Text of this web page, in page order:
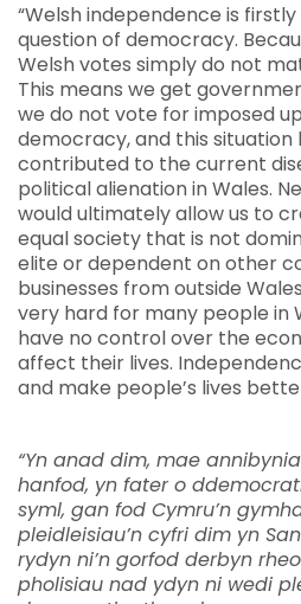
“Welsh independence is
question of democracy.
Welsh votes simply do not
This means we get
we do not vote for imposed
democracy, and this situation
contributed to the current
political alienation in Wales.
would ultimately allow us to
equal society that is not
elite or dependent on other
businesses from outside
very hard for many people in
have no control over the
affect their lives.
and make people’s lives
“Yn anad dim, mae
hanfod, yn fater o
syml, gan fod Cymru’n
pleidleisiau’n cyfri dim yn
rydyn ni’n gorfod derbyn
pholisiau nad ydyn ni wedi